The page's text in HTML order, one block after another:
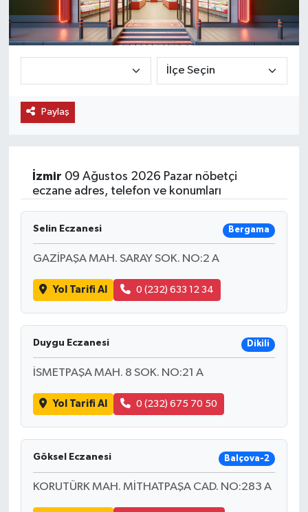
Paylaş
İzmir 09 Ağustos 2026 Pazar nöbetçi
eczane adres, telefon ve konumları
Selin Eczanesi Bergama
GAZİPAŞA MAH. SARAY SOK. NO:2 A
Yol Tarifi Al 0 (232) 633 12 34
Duygu Eczanesi Dikili
İSMETPAŞA MAH. 8 SOK. NO:21 A
Yol Tarifi Al 0 (232) 675 70 50
Göksel Eczanesi Balçova-2
KORUTÜRK MAH. MİTHATPAŞA CAD. NO:283 A
KEMERBURGAZ
KÜLTÜR - SANAT
SPOR
TEKNOLOJİ
YAŞAM